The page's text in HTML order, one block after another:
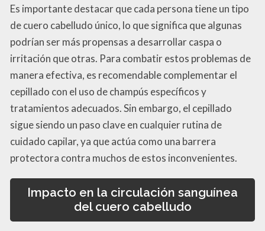
Es importante destacar que cada persona tiene un tipo
de cuero cabelludo único, lo que significa que algunas
podrían ser más propensas a desarrollar caspa o
irritación que otras. Para combatir estos problemas de
manera efectiva, es recomendable complementar el
cepillado con el uso de champús específicos y
tratamientos adecuados. Sin embargo, el cepillado
sigue siendo un paso clave en cualquier rutina de
cuidado capilar, ya que actúa como una barrera
protectora contra muchos de estos inconvenientes.
Impacto en la circulación sanguínea
del cuero cabelludo